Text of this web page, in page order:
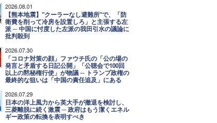
2026.08.01
【熊本地震】"クーラーなし避難所"で、「防
衛費を削って冷房を設置しろ」と主張する左
派 ─ 中国に忖度した左派の我田引水の議論に
批判殺到
2026.07.30
「コロナ対策の顔」ファウチ氏の「公の場の
発言と矛盾する日記公開」「公聴会で100回
以上の黙秘権行使」が物議 ─ トランプ政権の
最終的な狙いは「中国の責任追及」にある
2026.07.29
日本の洋上風力から英大手が撤退を検討し、
三菱離脱に続く激震 ─ 政府はもう潔くエネル
ギー政策の転換を表明すべき